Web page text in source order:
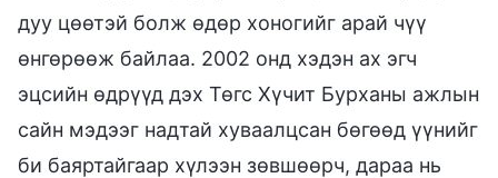
дуу цөөтэй болж өдөр хоногийг арай чүү
өнгөрөөж байлаа. 2002 онд хэдэн ах эгч
эцсийн өдрүүд дэх Төгс Хүчит Бурханы ажлын
сайн мэдээг надтай хуваалцсан бөгөөд үүнийг
би баяртайгаар хүлээн зөвшөөрч, дараа нь